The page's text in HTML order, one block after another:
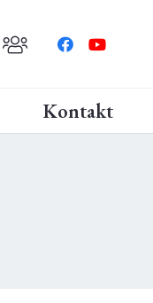
Kontakt